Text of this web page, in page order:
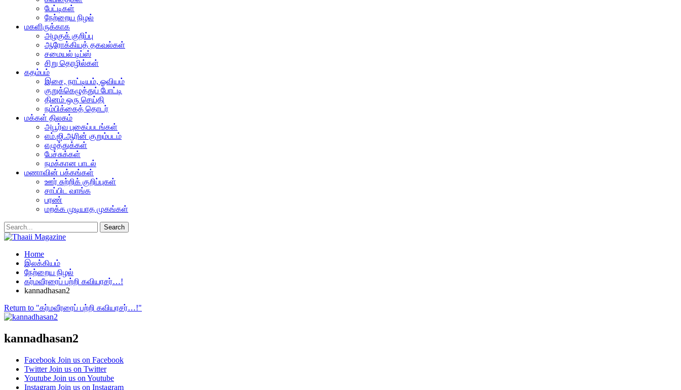
பேட்டிகள்
நேற்றைய நிழல்
மகளிருக்காக
அழகுக் குறிப்பு
ஆரோக்கியத் தகவல்கள்
சமையல் டிப்ஸ்
சிறு தொழில்கள்
கதம்பம்
இசை, நாட்டியம், ஓவியம்
குறுக்கெழுத்துப் போட்டி
தினம் ஒரு செய்தி
நம்பிக்கைத் தொடர்
மக்கள் திலகம்
அபூர்வ புகைப்படங்கள்
எம்.ஜி.ஆரின் குறும்படம்
எழுத்துக்கள்
பேச்சுக்கள்
நமக்கான பாடல்
மணாவின் பக்கங்கள்
ஊர் சுற்றிக் குறிப்புகள்
சாப்பிட வாங்க
பரண்
மறக்க முடியாத முகங்கள்
Home
இலக்கியம்
நேற்றைய நிழல்
கர்மவீரரைப் பற்றி கவியரசர்…!
kannadhasan2
Return to "கர்மவீரரைப் பற்றி கவியரசர்…!"
kannadhasan2
Facebook Join us on Facebook
Twitter Join us on Twitter
Youtube Join us on Youtube
Instagram Join us on Instagram